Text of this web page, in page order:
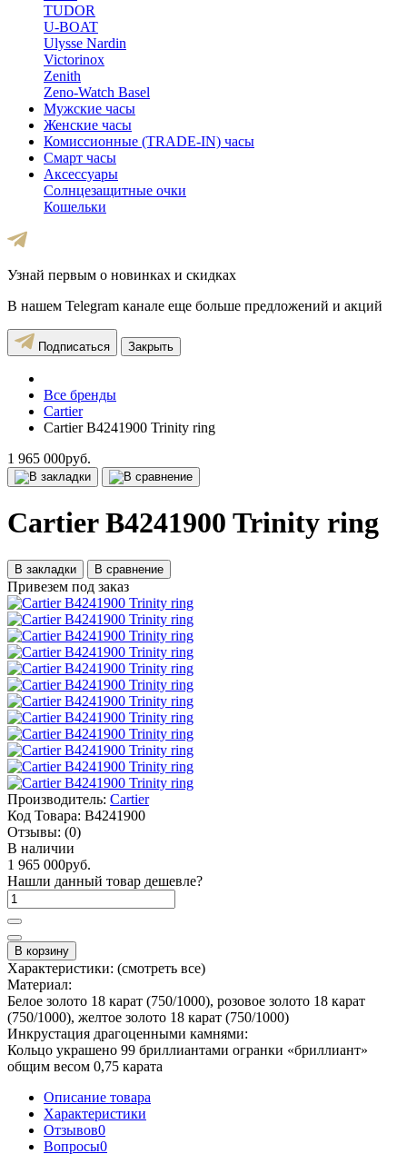
TUDOR
U-BOAT
Ulysse Nardin
Victorinox
Zenith
Zeno-Watch Basel
Мужские часы
Женские часы
Комиссионные (TRADE-IN) часы
Смарт часы
Аксессуары
Солнцезащитные очки
Кошельки
Узнай первым о новинках и скидках
В нашем Telegram канале еще больше предложений и акций
Подписаться Закрыть
Все бренды
Cartier
Cartier B4241900 Trinity ring
1 965 000руб.
Cartier B4241900 Trinity ring
В закладки В сравнение
Привезем под заказ
Производитель: Cartier
Код Товара: B4241900
Отзывы: (0)
В наличии
1 965 000руб.
Нашли данный товар дешевле?
В корзину
Характеристики: (смотреть все)
Материал:
Белое золото 18 карат (750/1000), розовое золото 18 карат
(750/1000), желтое золото 18 карат (750/1000)
Инкрустация драгоценными камнями:
Кольцо украшено 99 бриллиантами огранки «бриллиант»
общим весом 0,75 карата
Описание товара
Характеристики
Отзывов0
Вопросы0